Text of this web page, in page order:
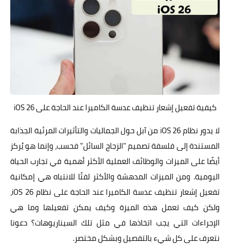
كيفية تفعيل إشعار تنظيف عدسة الكاميرا عند الحاجة على iOS 26
لا يدور نظام iOS 26 من آبل حول الجماليات والتأثيرات المرئية الجذابة
المستندة إلى فلسفة تصميم "الزجاج السائل" فحسب، وإنما هو يُركز
أيضًا على الميزات والوظائف العملية الأكثر أهمية في تجارب الحياة
اليومية. ومن الميزات المدهشة والأكثر لفتًا للانتباه هي إمكانية
تفعيل إشعار تنظيف عدسة الكاميرا عند الحاجة على نظام iOS 26،
ولكن كيف تعمل هذه الميزة وكيف يمكن تفعيلها وما هي
الإجراءات التي يجب اتخاذها في مثل تلك السيناريوهات؟ دعونا
نتعرف على كل شيء بالتفصيل وبشكل مختصر.